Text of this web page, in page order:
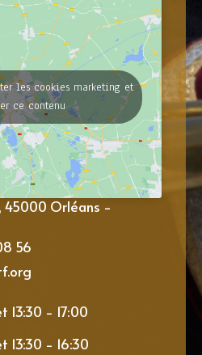
les cookies marketing et
ce contenu
45000 Orléans -
56
13:30 - 17:00
13:30 - 16:30